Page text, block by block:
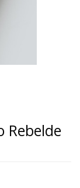
Rebelde